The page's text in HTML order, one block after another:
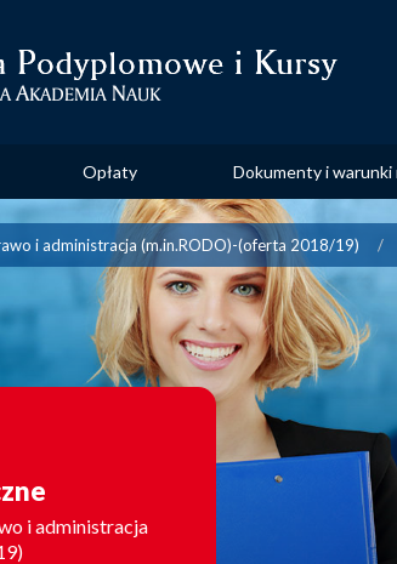
Opłaty Dokumenty i
i administracja (m.in.RODO)-(oferta 2018/19)
i administracja